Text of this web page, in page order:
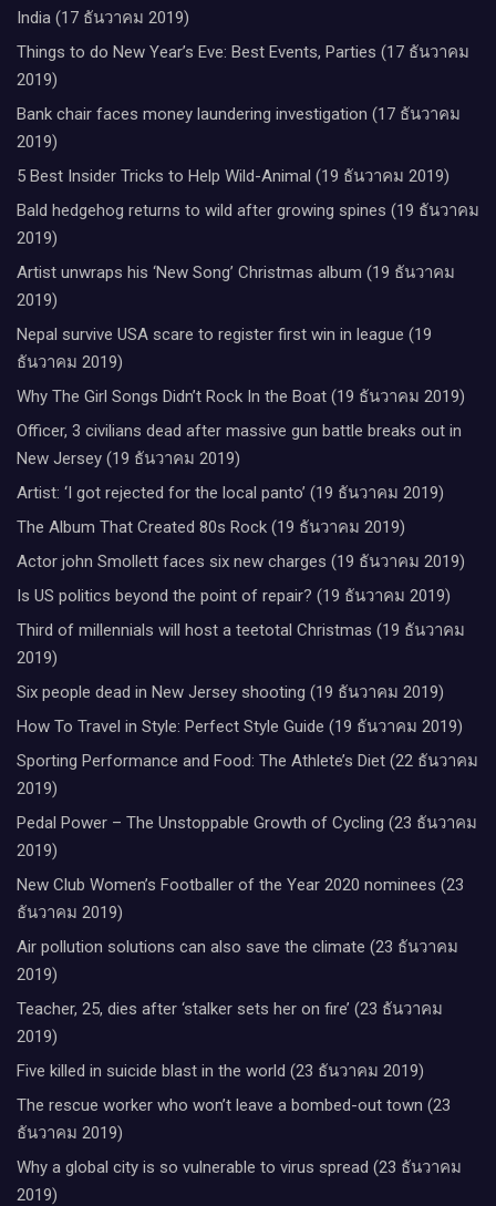
India (17 ธันวาคม 2019)
Things to do New Year’s Eve: Best Events, Parties (17 ธันวาคม
2019)
Bank chair faces money laundering investigation (17 ธันวาคม
2019)
5 Best Insider Tricks to Help Wild-Animal (19 ธันวาคม 2019)
Bald hedgehog returns to wild after growing spines (19 ธันวาคม
2019)
Artist unwraps his ‘New Song’ Christmas album (19 ธันวาคม
2019)
Nepal survive USA scare to register first win in league (19
ธันวาคม 2019)
Why The Girl Songs Didn’t Rock In the Boat (19 ธันวาคม 2019)
Officer, 3 civilians dead after massive gun battle breaks out in
New Jersey (19 ธันวาคม 2019)
Artist: ‘I got rejected for the local panto’ (19 ธันวาคม 2019)
The Album That Created 80s Rock (19 ธันวาคม 2019)
Actor john Smollett faces six new charges (19 ธันวาคม 2019)
Is US politics beyond the point of repair? (19 ธันวาคม 2019)
Third of millennials will host a teetotal Christmas (19 ธันวาคม
2019)
Six people dead in New Jersey shooting (19 ธันวาคม 2019)
How To Travel in Style: Perfect Style Guide (19 ธันวาคม 2019)
Sporting Performance and Food: The Athlete’s Diet (22 ธันวาคม
2019)
Pedal Power – The Unstoppable Growth of Cycling (23 ธันวาคม
2019)
New Club Women’s Footballer of the Year 2020 nominees (23
ธันวาคม 2019)
Air pollution solutions can also save the climate (23 ธันวาคม
2019)
Teacher, 25, dies after ‘stalker sets her on fire’ (23 ธันวาคม
2019)
Five killed in suicide blast in the world (23 ธันวาคม 2019)
The rescue worker who won’t leave a bombed-out town (23
ธันวาคม 2019)
Why a global city is so vulnerable to virus spread (23 ธันวาคม
2019)